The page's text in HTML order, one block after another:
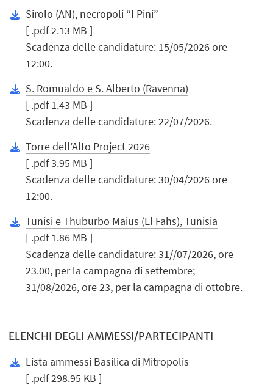
Sirolo (AN), necropoli “I Pini”
[ .pdf 2.13 MB ]
Scadenza delle candidature: 15/05/2026 ore
12:00.
S. Romualdo e S. Alberto (Ravenna)
[ .pdf 1.43 MB ]
Scadenza delle candidature: 22/07/2026.
Torre dell’Alto Project 2026
[ .pdf 3.95 MB ]
Scadenza delle candidature: 30/04/2026 ore
12:00.
Tunisi e Thuburbo Maius (El Fahs), Tunisia
[ .pdf 1.86 MB ]
Scadenza delle candidature: 31//07/2026, ore
23.00, per la campagna di settembre;
31/08/2026, ore 23, per la campagna di ottobre.
ELENCHI DEGLI AMMESSI/PARTECIPANTI
Lista ammessi Basilica di Mitropolis
[ .pdf 298.95 KB ]